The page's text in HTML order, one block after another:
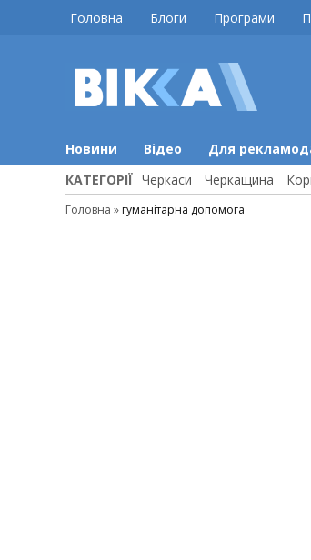
Головна Блоги Програми
Новини Відео Для
КАТЕГОРІЇ Черкаси Черкащина
Головна » гуманітарна допомога